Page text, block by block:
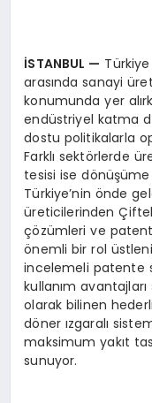
İSTANBUL —
arasında sanayi
konumunda yer
endüstriyel katma
dostu politikalarla
Farklı sektörlerde
tesisi ise dönüşüme
Türkiye’nin önde
üreticilerinden
çözümleri ve
önemli bir rol
incelemeli patente
kullanım
olarak bilinen
döner ızgaralı
maksimum yakıt
sunuyor.